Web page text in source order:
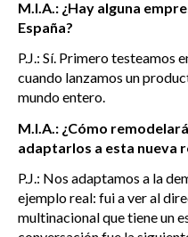
M.I.A.: ¿Hay alguna
España?
P.J.: Sí. Primero testeamos
cuando lanzamos un
mundo entero.
M.I.A.: ¿Cómo
adaptarlos a esta nueva
P.J.: Nos adaptamos a la
ejemplo real: fui a ver al
multinacional que tiene un